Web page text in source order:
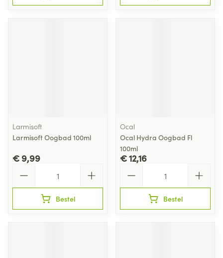
Larmisoft
Larmisoft Oogbad 100ml
€ 9,99
Bestel
Ocal
Ocal Hydra Oogbad Fl
100ml
€ 12,16
Bestel